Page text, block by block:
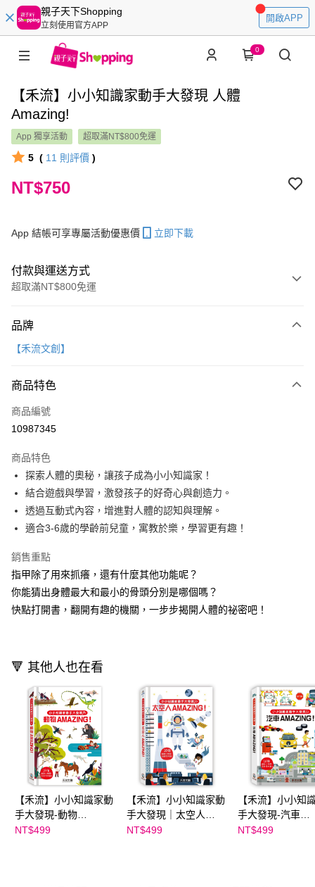
親子天下Shopping
立刻使用官方APP
開啟APP
0
【禾流】小小知識家動手大發現 人體
Amazing!
App 獨享活動 超取滿NT$800免運
5 ( 11 則評價 )
NT$750
App 結帳可享專屬活動優惠價 立即下載
付款與運送方式
超取滿NT$800免運
信用卡一次付款
Apple Pay
大哥付你分期
相關說明
1.本服務由台灣大哥大提供，台灣大哥大用戶可立即使用無須另外申請。
2.付款方式選擇「大哥付你分期」，訂單成立後會自動跳轉到大哥付的交易
流程，驗證手機門號後，選擇欲分期的期數、繳款截止日，確認付款後即完
成交易。
3.實際核准額度、可分期數及費用金額請依後續交易確認頁面所載為準。
4.訂單成立30分鐘內，如未前往確認交易或遇審核未通過，訂單將自動取
消。如遇「轉專審核」未通過狀況，表示未達大哥付你分期系統評分，恕無
【繳款方式說明】
1.分期款項不併入電信帳單，「大哥付你分期」於每月結算日後寄送繳費提
2.透過簡訊連結打開帳單後，可選擇「超商條碼／台灣大直營門市／銀行轉
帳／街口支付／iPASS MONEY」等通路繳費。
用戶於交易時，得透過本服務購買商品或服務，並由商店將買賣／分期付款
買賣價金債權讓與本公司後，依約使用本公司帳單繳交帳款。
2.基於同意付款使用「大哥付你分期」之契約關係目的，商店將以您的個人
資料（包含姓名、電話或地址）提供予台灣大哥大進項蒐集、處理及利用，
由本公司與您本人進行分期帳單所需資料之確認、核對及更正。
3.完整用戶服務條款，請詳閱以下連結：https://oppay.tw/userRule
AFTEE先享後付
相關說明
【關於「AFTEE先享後付」】
便利好安心！
１．簡單：不需註冊會員、不需綁卡、不需儲值。
３．安心：先確認商品／服務後，再付款。
【「AFTEE先享後付」結帳流程】
１．於結帳方式選擇「AFTEE先享後付」後，將跳轉至「AFTEE先享後付」
結帳頁面，進行簡訊認證並確認金額後，即可完成結帳。
２．訂單成立數日內，您將收到繳費通知簡訊。
購買商品的店家。未經商家同意取消之訂單仍視為有效，需透過AFTEE先享
※ 交易是否成功請以「AFTEE先享後付 」之結帳頁面顯示為準，若有關於
是否繳費成功／繳費後需取消欲退款等相關疑問，請聯繫「AFTEE先享後付
客戶支援中心」https://netprotections.freshdesk.com/support/home
【注意事項】
１．透過由恩沛科技股份有限公司提供之「AFTEE先享後付」服務完成之交
易，需依本服務之必要範圍內提供個人資料，並將交易相關給付款項請求債
權轉讓予恩沛科技股份有限公司。
２．關於個人資料處理事宜，請瀏覽以下網址：
https://aftee.tw/terms/#terms3
３．未成年的使用者請事先徵得法定代理人或監護人之同意方可使用
「AFTEE先享後付」，若未經同意申辦者引起之損失，本公司不負相關責
ATM付款
運送方式
付款後全家取貨
每筆NT$70，滿NT$800(含以上)免運費
每筆NT$70，滿NT$800(含以上)免運費
離島宅配（澎湖、金門、馬祖、小琉球；不適用於郵局i郵箱）
每筆NT$200
品牌
【禾流文創】
商品特色
商品編號
10987345
商品特色
探索人體的奧秘，讓孩子成為小小知識家！
結合遊戲與學習，激發孩子的好奇心與創造力。
透過互動式內容，增進對人體的認知與理解。
適合3-6歲的學齡前兒童，寓教於樂，學習更有趣！
銷售重點
指甲除了用來抓癢，還有什麼其他功能呢？
你能猜出身體最大和最小的骨頭分別是哪個嗎？
快點打開書，翻開有趣的機關，一步步揭開人體的祕密吧！
🔻 其他人也在看
【禾流】小小知識家動
手大發現-動物
AMAZING!
NT$499
【禾流】小小知識家動
手大發現｜太空人
AMAZING！
NT$499
【禾流】小小知
手大發現-汽車
AMAZING!
NT$499